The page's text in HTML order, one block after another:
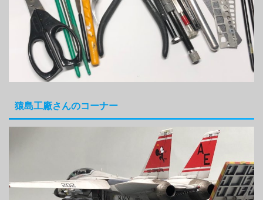
猿島工廠さんのコーナー